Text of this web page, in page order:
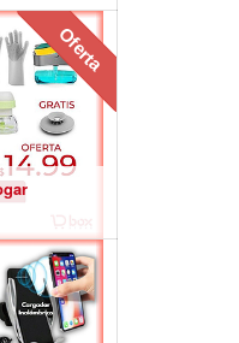
Oferta